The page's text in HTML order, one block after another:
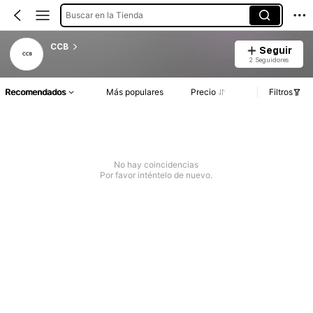
Buscar en la Tienda
CCB Seguir
2 Seguidores
Recomendados Más populares Precio Filtros
No hay coincidencias
Por favor inténtelo de nuevo.